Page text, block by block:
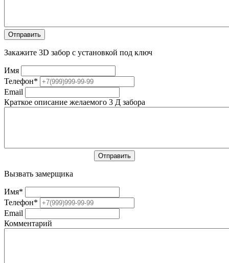
Закажите 3D забор с установкой под ключ
Имя
Телефон*
Email
Краткое описание желаемого 3 Д забора
Вызвать замерщика
Имя*
Телефон*
Email
Комментарий